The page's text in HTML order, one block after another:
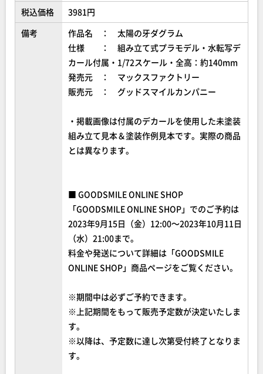
税込価格
3981円
備考
作品名 ： 太陽の牙ダグラム
仕様 ： 組み立て式プラモデル・水転写デ
カール付属・1/72スケール・全高：約140mm
発売元 ： マックスファクトリー
販売元 ： グッドスマイルカンパニー
・掲載画像は付属のデカールを使用した未塗装
組み立て見本＆塗装作例見本です。実際の商品
とは異なります。
■ GOODSMILE ONLINE SHOP
「GOODSMILE ONLINE SHOP」でのご予約は
2023年9月15日（金）12:00～2023年10月11日
（水）21:00まで。
料金や発送について詳細は「GOODSMILE
ONLINE SHOP」商品ページをご覧ください。
※期間中は必ずご予約できます。
※上記期間をもって販売予定数が決定いたしま
す。
※以降は、予定数に達し次第受付終了となりま
す。